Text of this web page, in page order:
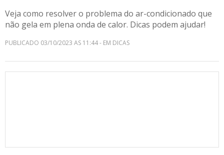
Veja como resolver o problema do ar-condicionado que
não gela em plena onda de calor. Dicas podem ajudar!
PUBLICADO 03/10/2023 AS 11:44 - EM DICAS